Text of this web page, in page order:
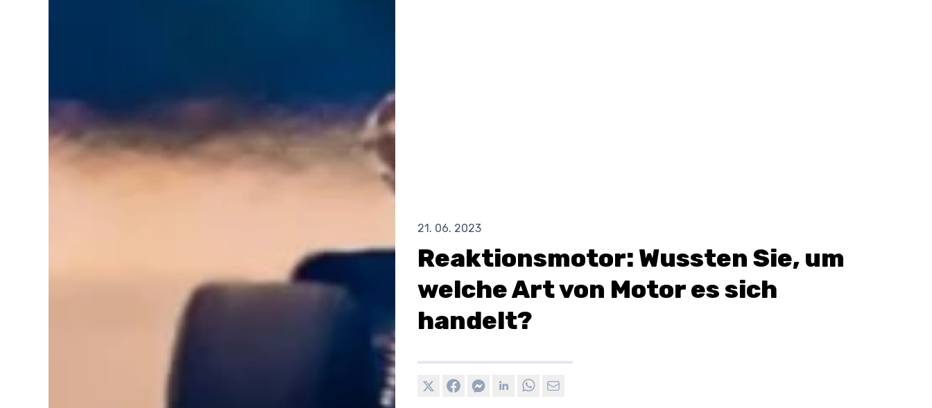
21. 06. 2023
Reaktionsmotor: Wussten Sie, um
welche Art von Motor es sich
handelt?